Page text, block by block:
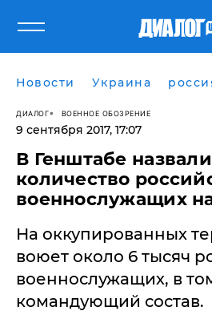
Новости Украина
ДИАЛОГ ВОЕННОЕ ОБОЗРЕНИЕ
9 сентября 2017, 17:07
В Генштабе
количество
военнослужащих
На оккупированных
воюет около 6 тысяч
военнослужащих, в
командующий состав.